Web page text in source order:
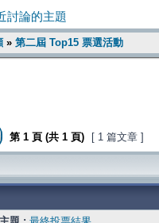
討論的主題
» 第二屆 Top15 票選活動
第 1 頁 (共 1 頁) [ 1 篇文章 ]